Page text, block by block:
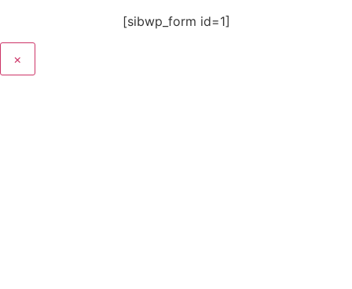
[sibwp_form id=1]
×